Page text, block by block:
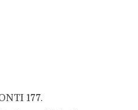
177.